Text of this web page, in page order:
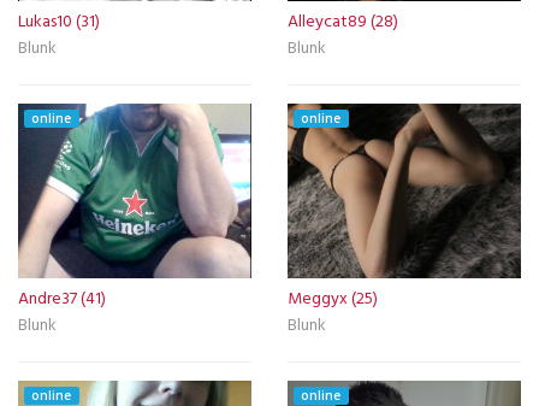
Lukas10 (31)
Blunk
Alleycat89 (28)
Blunk
online
Andre37 (41)
Blunk
online
Meggyx (25)
Blunk
online online